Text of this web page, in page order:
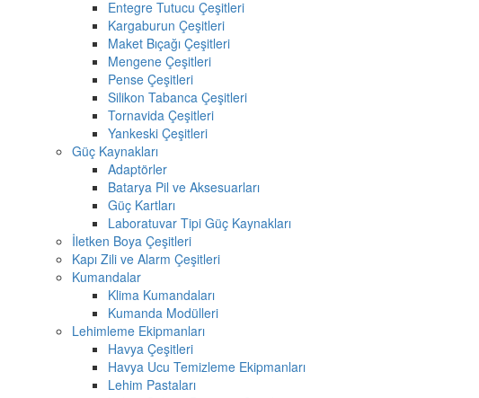
Entegre Tutucu Çeşitleri
Kargaburun Çeşitleri
Maket Bıçağı Çeşitleri
Mengene Çeşitleri
Pense Çeşitleri
Silikon Tabanca Çeşitleri
Tornavida Çeşitleri
Yankeski Çeşitleri
Güç Kaynakları
Adaptörler
Batarya Pil ve Aksesuarları
Güç Kartları
Laboratuvar Tipi Güç Kaynakları
İletken Boya Çeşitleri
Kapı Zili ve Alarm Çeşitleri
Kumandalar
Klima Kumandaları
Kumanda Modülleri
Lehimleme Ekipmanları
Havya Çeşitleri
Havya Ucu Temizleme Ekipmanları
Lehim Pastaları